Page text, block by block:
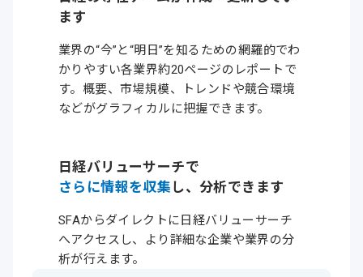
ます
業界の“今”と“明日”を知るための網羅的でわ
かりやすい各業界約20ページの レポートで
す。 概要、市場規模、 トレンドや競合環境
などがグラフィカルに把握できます。
日経バリューサーチで
さらに情報を収集 し、分析できます
SFAからダイレクトに日経バリューサーチ
へアクセスし、より詳細な企業や業界の分
析が行えます。